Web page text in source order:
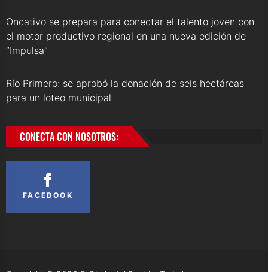
Oncativo se prepara para conectar el talento joven con
el motor productivo regional en una nueva edición de
“Impulsa”
Río Primero: se aprobó la donación de seis hectáreas
para un loteo municipal
CONECTA CON NOSOTROS:
FACEBOOK